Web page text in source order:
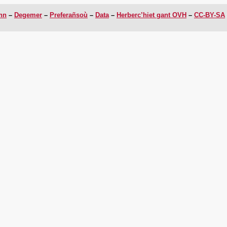
Degemer Preferañsoù Data Herberc’hiet gant OVH CC-BY-SA